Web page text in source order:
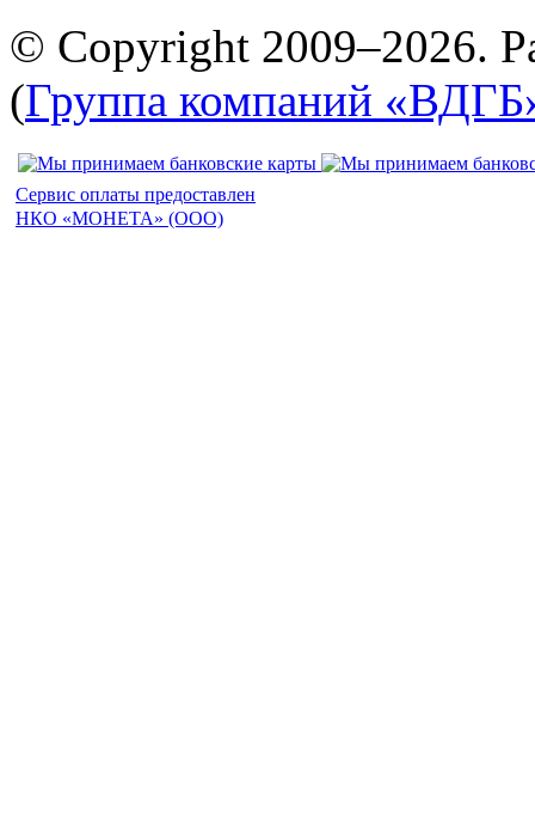
© Copyright 2009–2026.
(Группа компаний
Сервис оплаты предоставлен
НКО «МОНЕТА» (ООО)